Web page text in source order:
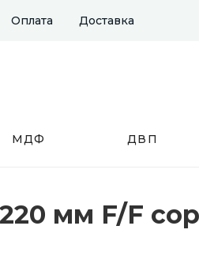
Оплата Доставка
МДФ ДВП
мм F/F